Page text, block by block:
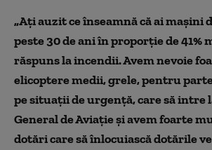
„Ați auzit ce înseamnă că ai mașini
peste 30 de ani în proporție de 41%
răspuns la incendii. Avem nevoie
elicoptere medii, grele, pentru
pe situații de urgență, care să intre
General de Aviație și avem foarte
dotări care să înlocuiască dotările